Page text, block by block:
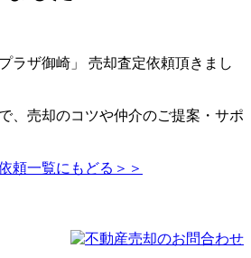
ラザ御崎」 売却査定依頼頂きまし
、売却のコツや仲介のご提案・サポ
頼一覧にもどる＞＞